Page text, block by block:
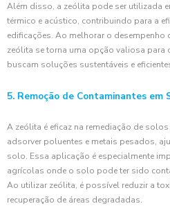
Além disso, a zeólita pode ser utilizada
térmico e acústico, contribuindo para a
edificações. Ao melhorar o desempenho
zeólita se torna uma opção valiosa para
buscam soluções sustentáveis e
5. Remoção de Contaminantes em
A zeólita é eficaz na remediação de
adsorver poluentes e metais pesados,
solo. Essa aplicação é especialmente
agrícolas onde o solo pode ter sido
Ao utilizar zeólita, é possível reduzir a
recuperação de áreas degradadas.